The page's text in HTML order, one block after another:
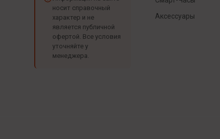
носит справочный
характер и не
является публичной
офертой. Все условия
уточняйте у
менеджера.
Аксессуары